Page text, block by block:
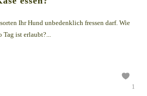
Ihr Hund unbedenklich fressen darf. Wie
Tag ist erlaubt?...
1